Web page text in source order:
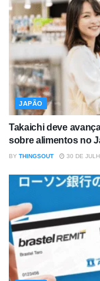
JAPÃO
Takaichi deve
sobre alimentos no
BY THINGSOUT 30 DE